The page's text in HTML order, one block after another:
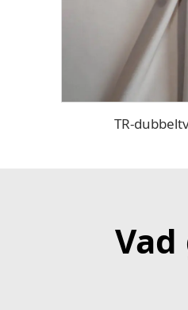
TR-